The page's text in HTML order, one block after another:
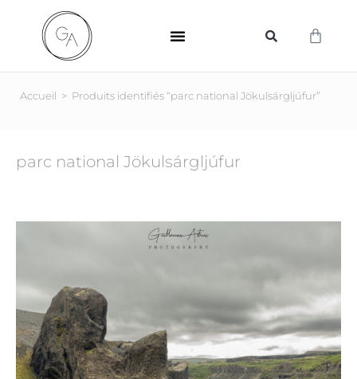
Accueil > Produits identifiés “parc national Jökulsárgljúfur”
parc national Jökulsárgljúfur